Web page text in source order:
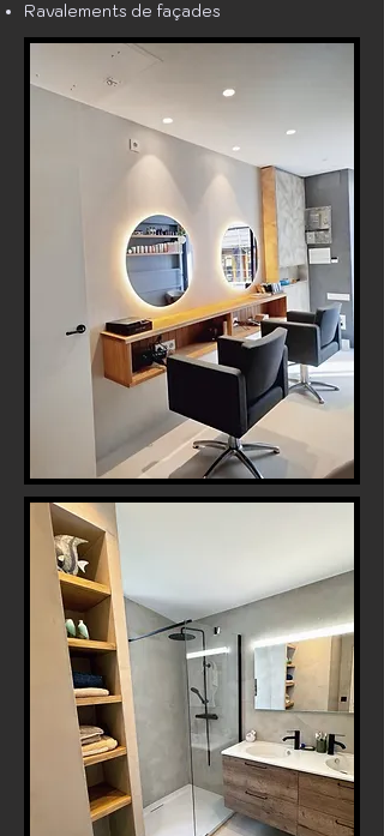
Ravalements de façades